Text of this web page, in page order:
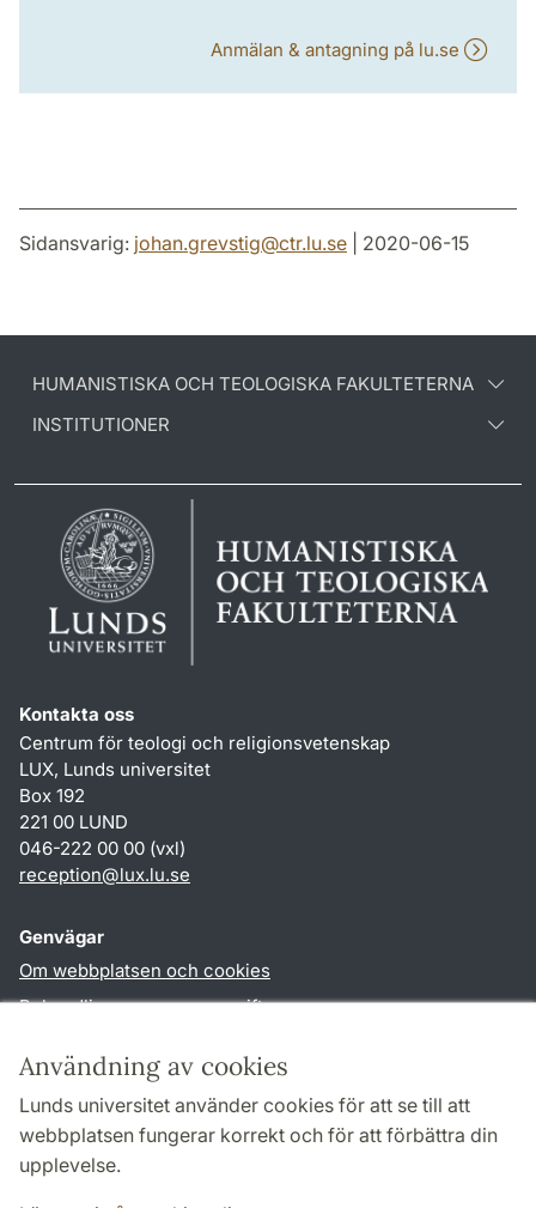
Användning av cookies
Lunds universitet använder cookies för att se till att
webbplatsen fungerar korrekt och för att förbättra din
upplevelse.
Anmälan & antagning på lu.se
Sidansvarig: johan.grevstig@ctr.lu.se | 2020-06-15
HUMANISTISKA OCH TEOLOGISKA FAKULTETERNA
INSTITUTIONER
Kontakta oss
Centrum för teologi och religionsvetenskap
LUX, Lunds universitet
Box 192
221 00 LUND
046-222 00 00 (vxl)
reception@lux.lu.se
Genvägar
Om webbplatsen och cookies
Behandling av personuppgifter
TYPO3-login
Följ oss i sociala medier